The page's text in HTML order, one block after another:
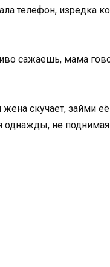
телефон, изредка
сажаешь, мама
скучает, займи
однажды, не